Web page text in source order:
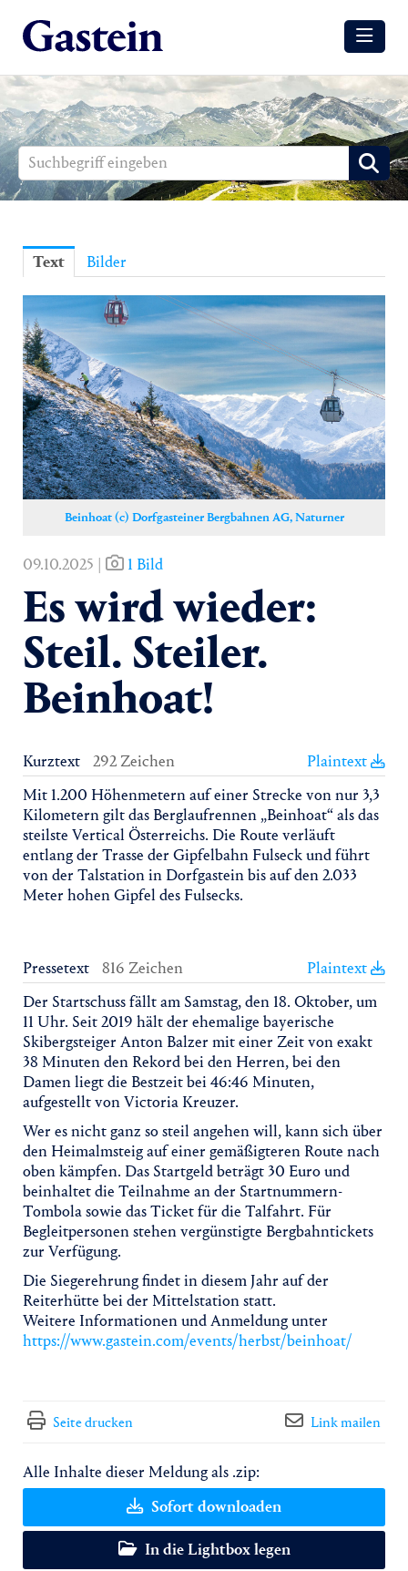
Meldungen
Winter
Media
Gesundheit
Sommer
Winter
Yoga
Pressekontakt
Text Bilder
Beinhoat (c) Dorfgasteiner Bergbahnen AG, Naturner
09.10.2025 | 1 Bild
Es wird wieder:
Steil. Steiler.
Beinhoat!
Kurztext 292 Zeichen
Plaintext
Mit 1.200 Höhenmetern auf einer Strecke von nur 3,3
Kilometern gilt das Berglaufrennen „Beinhoat“ als das
steilste Vertical Österreichs. Die Route verläuft
entlang der Trasse der Gipfelbahn Fulseck und führt
von der Talstation in Dorfgastein bis auf den 2.033
Meter hohen Gipfel des Fulsecks.
Pressetext 816 Zeichen
Plaintext
Der Startschuss fällt am Samstag, den 18. Oktober, um
11 Uhr. Seit 2019 hält der ehemalige bayerische
Skibergsteiger Anton Balzer mit einer Zeit von exakt
38 Minuten den Rekord bei den Herren, bei den
Damen liegt die Bestzeit bei 46:46 Minuten,
aufgestellt von Victoria Kreuzer.
Wer es nicht ganz so steil angehen will, kann sich über
den Heimalmsteig auf einer gemäßigteren Route nach
oben kämpfen. Das Startgeld beträgt 30 Euro und
beinhaltet die Teilnahme an der Startnummern-
Tombola sowie das Ticket für die Talfahrt. Für
Begleitpersonen stehen vergünstigte Bergbahntickets
zur Verfügung.
Die Siegerehrung findet in diesem Jahr auf der
Reiterhütte bei der Mittelstation statt.
Weitere Informationen und Anmeldung unter
https://www.gastein.com/events/herbst/beinhoat/
Seite drucken Link mailen
Alle Inhalte dieser Meldung als .zip:
Sofort downloaden
In die Lightbox legen